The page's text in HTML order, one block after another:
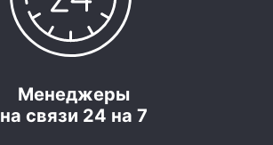
Менеджеры
на связи 24 на 7